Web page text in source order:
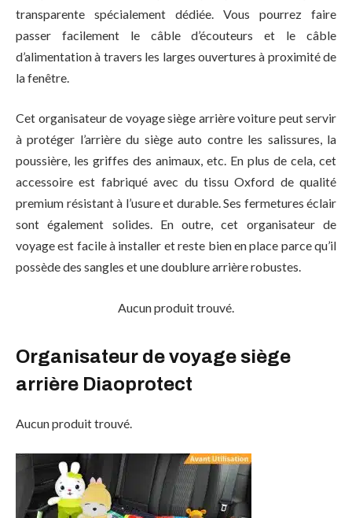
transparente spécialement dédiée. Vous pourrez faire
passer facilement le câble d’écouteurs et le câble
d’alimentation à travers les larges ouvertures à proximité de
la fenêtre.
Cet organisateur de voyage siège arrière voiture peut servir
à protéger l’arrière du siège auto contre les salissures, la
poussière, les griffes des animaux, etc. En plus de cela, cet
accessoire est fabriqué avec du tissu Oxford de qualité
premium résistant à l’usure et durable. Ses fermetures éclair
sont également solides. En outre, cet organisateur de
voyage est facile à installer et reste bien en place parce qu’il
possède des sangles et une doublure arrière robustes.
Aucun produit trouvé.
Organisateur de voyage siège
arrière Diaoprotect
Aucun produit trouvé.